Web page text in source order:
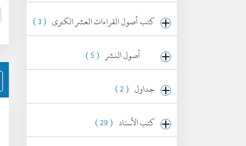
كتب أصول القراءات العشر الكبرى ( 3 )
أصول النشر ( 5 )
جداول ( 2 )
كتب الأسناد ( 29 )